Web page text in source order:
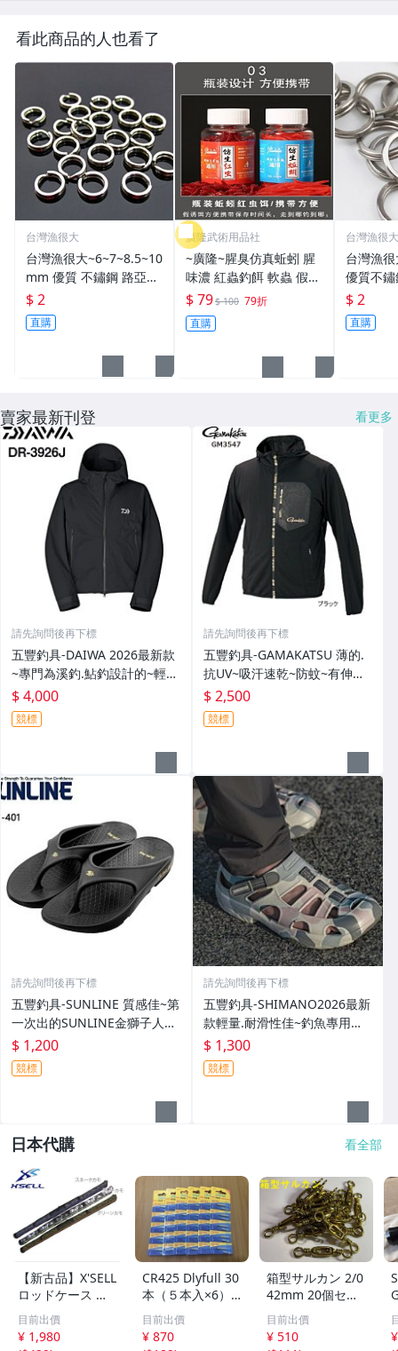
看此商品的人也看了
台灣漁很大
台灣漁很大~6~7~8.5~10
mm 優質 不鏽鋼 路亞環
S型開口 扁平 打扁 打平
$ 2
直購
廣隆武術用品社
~廣隆~腥臭仿真蚯蚓 腥
味濃 紅蟲釣餌 軟蟲 假蚯
蚓 海魚餌 紅蟲 路亞餌
假餌 誘餌 仿生餌 擬餌
路亞軟餌
$ 79$ 100 79折
直購
台灣漁很大
台灣漁
優質不
平 打扁 打平
雙環 路亞
路亞環
$ 2
直購
賣家最新刊登 看更多
請先詢問後再下標
五豐釣具-DAIWA 2026最新款
~專門為溪釣.鮎釣設計的~輕
便.薄的短版防水雨衣DR-3926J
外套特價4000元
$ 4,000
競標
請先詢問後再下標
五豐釣具-GAMAKATSU 薄的.
抗UV~吸汗速乾~防蚊~有伸縮
彈性付帽防曬外套 GM-3547
特價2000元
$ 2,500
競標
請先詢問後再下標
五豐釣具-SUNLINE 質感佳~第
一次出的SUNLINE金獅子人字
夾腳拖鞋SUS-401特價1200元
$ 1,200
競標
請先詢問後再下標
五豐釣具-SHIMANO2026最新
款輕量.耐滑性佳~釣魚專用布
希涼鞋 FS-091I特價1300元
$ 1,300
競標
日本代購 看全部
【新古品】X'SELL
ロッドケース 釣
り竿ケース 迷彩
柄 140cm
目前出價
¥ 1,980
CR425 Dlyfull 30
本（５本入×6）
電気ウキ用 竿先
ライト 穂先ライ
ト用 2026年5月
目前出價
¥ 870
箱型サルカン 2/0
42mm 20個セッ
ト ＜送料無料＞
目前出價
¥ 510